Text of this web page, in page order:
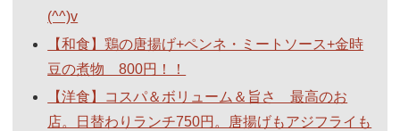
(^^)v
【和食】鶏の唐揚げ+ペンネ・ミートソース+金時
豆の煮物 800円！！
【洋食】コスパ＆ボリューム＆旨さ 最高のお
店。日替わりランチ750円。唐揚げもアジフライも